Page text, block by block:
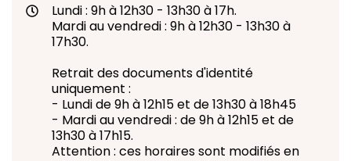
Lundi : 9h à 12h30 - 13h30 à 17h.
Mardi au vendredi : 9h à 12h30 - 13h30 à
17h30.
Retrait des documents d'identité
uniquement :
- Lundi de 9h à 12h15 et de 13h30 à 18h45
- Mardi au vendredi : de 9h à 12h15 et de
13h30 à 17h15.
Attention : ces horaires sont modifiés en